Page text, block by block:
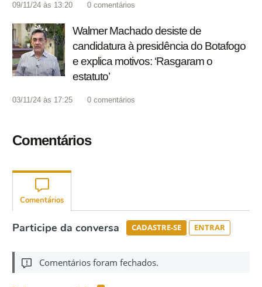
09/11/24 às 13:20 0 comentários
Walmer Machado desiste de
candidatura à presidência do Botafogo
e explica motivos: ‘Rasgaram o
estatuto’
03/11/24 às 17:25 0 comentários
Comentários